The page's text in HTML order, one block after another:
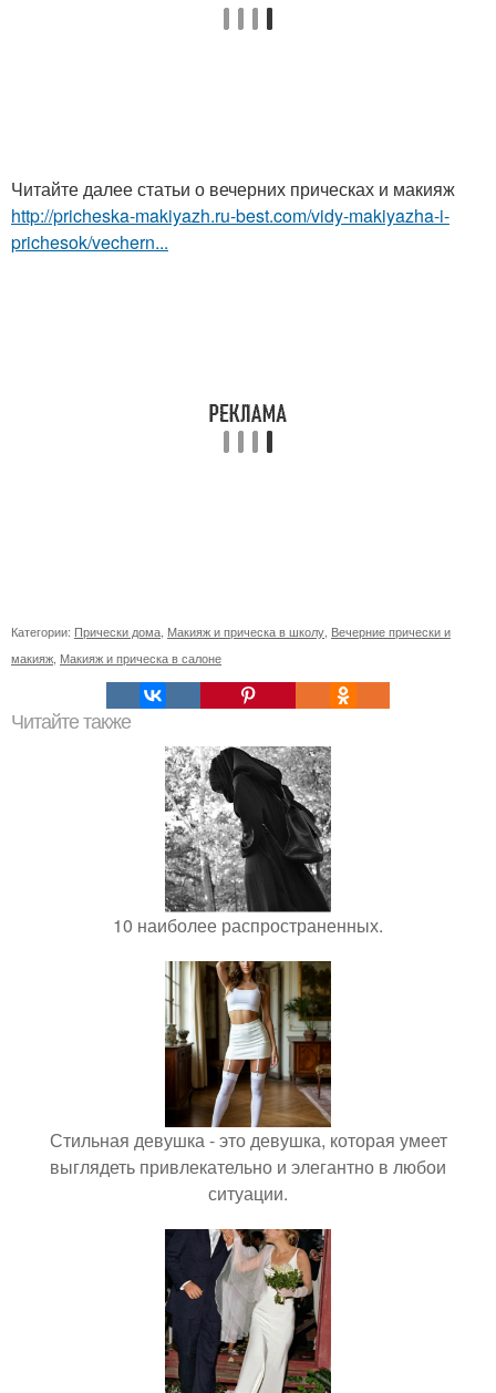
Читайте далее статьи о вечерних прическах и макияж
http://pricheska-makiyazh.ru-best.com/vidy-makiyazha-i-
prichesok/vechern...
Категории: Прически дома Макияж и прическа в школу Вечерние прически и
макияж Макияж и прическа в салоне
Читайте также
10 наиболее распространенных.
Стильная девушка - это девушка, которая умеет
выглядеть привлекательно и элегантно в любои
ситуации.